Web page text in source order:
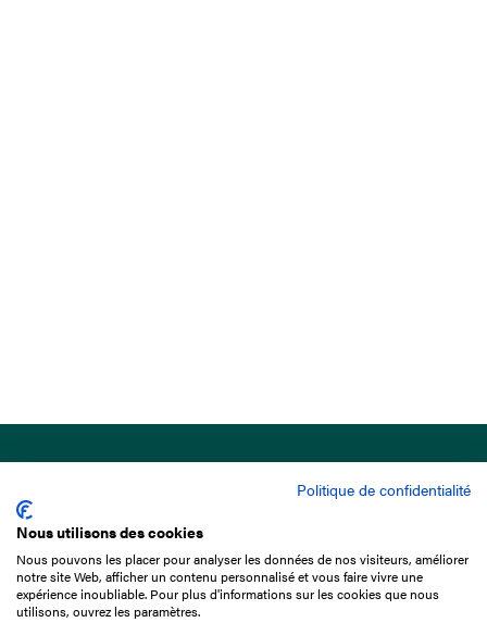
15 Boulevard de Douaumont
75017 Paris
01 49 10 20 29
Politique de confidentialité
Nous utilisons des cookies
Nous pouvons les placer pour analyser les données de nos visiteurs, améliorer
notre site Web, afficher un contenu personnalisé et vous faire vivre une
expérience inoubliable. Pour plus d'informations sur les cookies que nous
utilisons, ouvrez les paramètres.